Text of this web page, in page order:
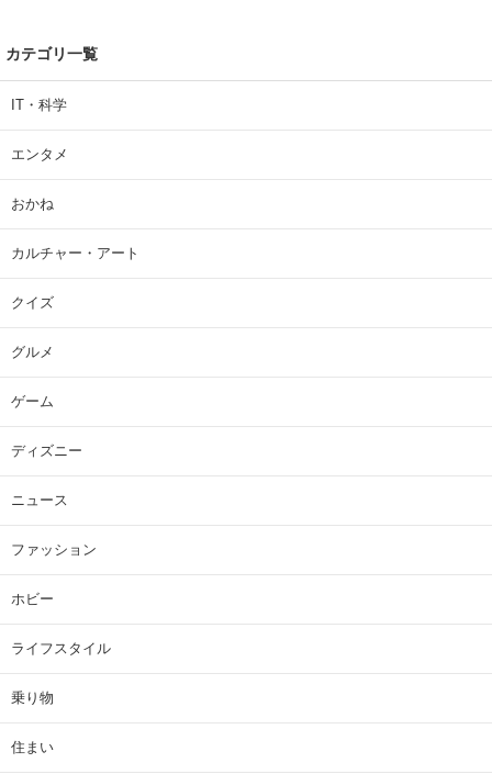
カテゴリ一覧
IT・科学
エンタメ
おかね
カルチャー・アート
クイズ
グルメ
ゲーム
ディズニー
ニュース
ファッション
ホビー
ライフスタイル
乗り物
住まい